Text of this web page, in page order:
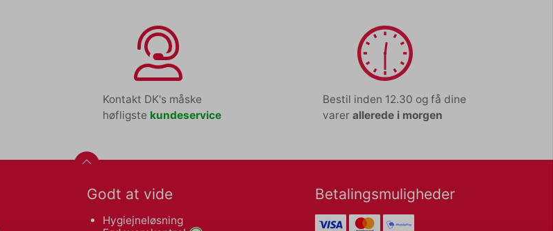
Kontakt DK's måske
høfligste kundeservice
Bestil inden 12.30 og få dine
varer allerede i morgen
Godt at vide
Hygiejneløsning
Betalingsmuligheder